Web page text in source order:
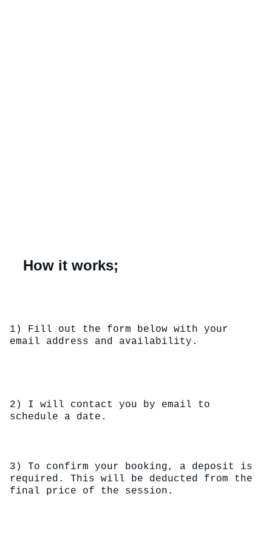
How it works;
1) Fill out the form below with your
email address and availability.
2) I will contact you by email to
schedule a date.
3) To confirm your booking, a deposit is
required. This will be deducted from the
final price of the session.